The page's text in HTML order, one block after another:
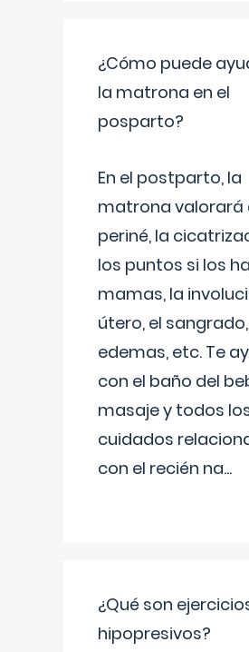
¿Cómo puede
la matrona en el
posparto?
En el postparto, la
matrona valorará
periné, la
los puntos si los
mamas, la
útero, el sangrado,
edemas, etc. Te
con el baño del
masaje y todos
cuidados
con el recién na...
¿Qué son
hipopresivos?